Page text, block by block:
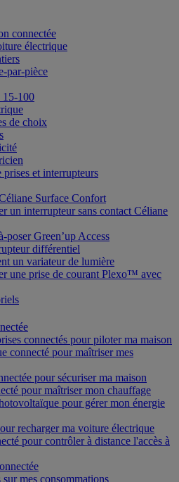
connectée
électrique
par-pièce
100
de choix
et interrupteurs
Surface Confort
un interrupteur sans contact Céliane
poser Green’up Access
différentiel
un variateur de lumière
une prise de courant Plexo™ avec
connectés pour piloter ma maison
connecté pour maîtriser mes
pour sécuriser ma maison
pour maîtriser mon chauffage
pour gérer mon énergie
recharger ma voiture électrique
pour contrôler à distance l'accès à
sur mes consommations